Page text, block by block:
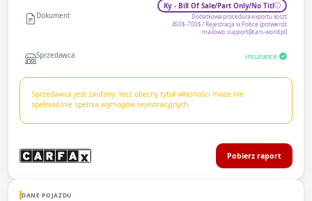
Dokument
Ky - Bill Of Sale/Part Only/No Titl
Dodatkowa procedura exportu koszt
450$-700$ / Rejestracja w Polsce (potwierdź
mailowo:support@cars-world.pl)
Sprzedawca insurance
Sprzedawca jest zaufany, lecz obecny tytuł własności może nie
spełniać/nie spełnia wymogów rejestracyjnych.
Pobierz raport
DANE POJAZDU